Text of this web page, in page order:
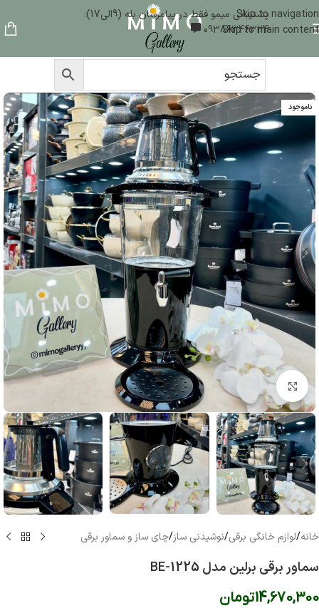
Skip to navigation
Skip to main content
پشتیبانی میمو فقط در پیامرسان بله (9الی17):
09386346324
ناموجود
بزرگنمایی تصویر
خانه/لوازم خانگی برقی/نوشیدنی ساز/چای ساز و سماور برقی
سماور برقی برلین مدل BE-1225
14,670,300تومان